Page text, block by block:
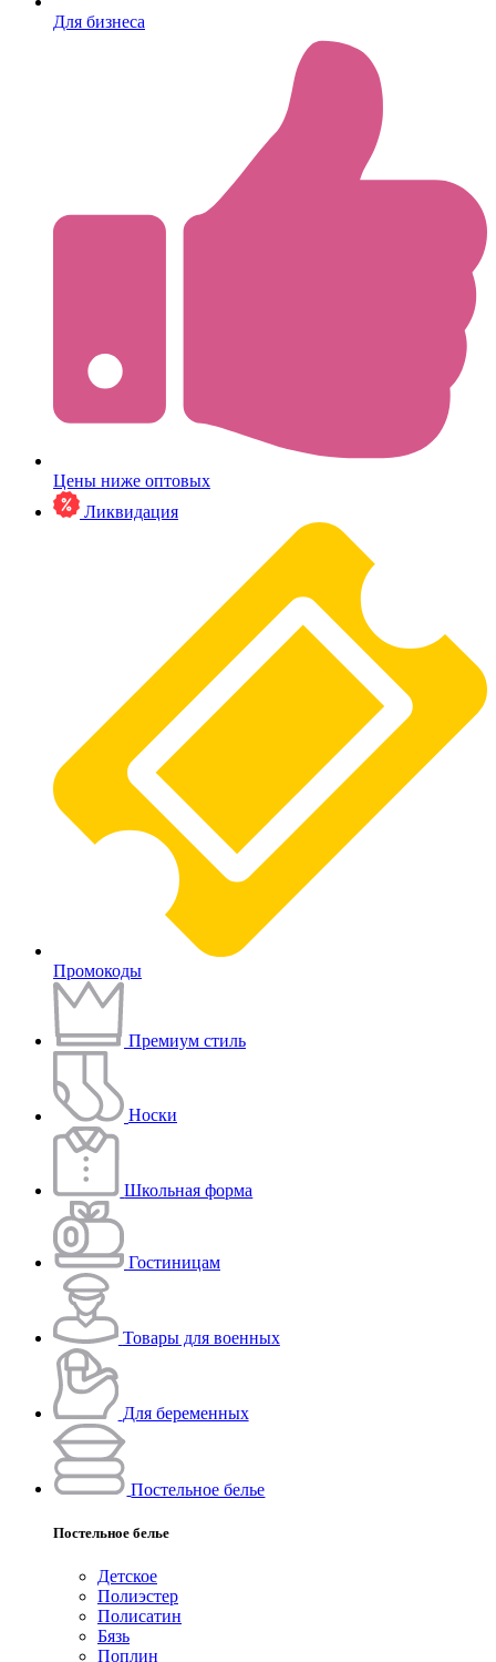
Для бизнеса
Цены ниже оптовых
Ликвидация
Промокоды
Премиум стиль
Носки
Школьная форма
Гостиницам
Товары для военных
Для беременных
Постельное белье
Постельное белье
Детское
Полиэстeр
Полисатин
Бязь
Поплин